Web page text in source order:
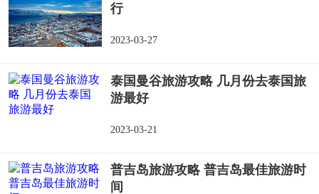
行
2023-03-27
泰国曼谷旅游攻略 几月份去泰国旅
游最好
2023-03-21
普吉岛旅游攻略 普吉岛最佳旅游时
间